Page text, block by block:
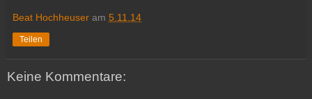
Beat Hochheuser am 5.11.14
Teilen
Keine Kommentare: